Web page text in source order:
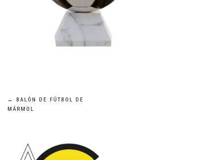
Navegación
entradas
←
BALÓN DE FÚTBOL DE
MÁRMOL